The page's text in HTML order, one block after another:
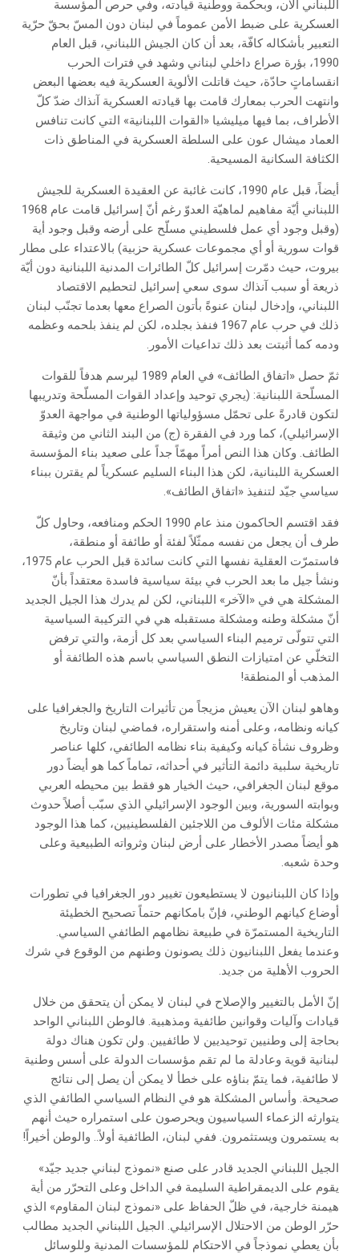
اللبناني الآن، وبحكمة ووطنية قيادته، وفي حرص المؤسسة
العسكرية على ضبط الأمن عموماً في لبنان دون المسّ بحقّ حرّية
التعبير بأشكاله كافّة، بعد أن كان الجيش اللبناني، قبل العام
1990، بؤرة صراع داخلي لبناني وشهد في فترات الحرب
انقساماتٍ حادّة، حيث قاتلت الألوية العسكرية فيه بعضها البعض
وانتهت الحرب بمعارك قامت بها قيادته العسكرية آنذاك ضدّ كلّ
الأطراف، بما فيها ميليشيا «القوات اللبنانية» التي كانت تنافس
العماد ميشال عون على السلطة العسكرية في المناطق ذات
الكثافة السكانية المسيحية.
أيضاً، قبل عام 1990، كانت غائبة عن العقيدة العسكرية للجيش
اللبناني أيّة مفاهيم لماهيّة العدوّ رغم أنّ إسرائيل قامت عام 1968
(وقبل وجود أي عمل فلسطيني مسلّح على أرضه وقبل وجود أية
قوات سورية أو أي مجموعات عسكرية حزبية) بالاعتداء على مطار
بيروت، حيث دمّرت إسرائيل كلّ الطائرات المدنية اللبنانية دون أيّة
ذريعة أو سبب آنذاك سوى سعي إسرائيل لتحطيم الاقتصاد
اللبناني، وإدخال لبنان عنوةً بأتون الصراع معها بعدما تجنّب لبنان
ذلك في حرب عام 1967 فنفذ بجلده، لكن لم ينفذ بلحمه وعظمه
ودمه كما أثبتت بعد ذلك تداعيات الأمور.
ثمّ حصل «اتفاق الطائف» في العام 1989 ليرسم هدفاً للقوات
المسلّحة اللبنانية: (يجري توحيد وإعداد القوات المسلّحة وتدريبها
لتكون قادرةً على تحمّل مسؤولياتها الوطنية في مواجهة العدوّ
الإسرائيلي)، كما ورد في الفقرة (ج) من البند الثاني من وثيقة
الطائف. وكان هذا النص أمراً مهمّاً جداً على صعيد بناء المؤسسة
العسكرية اللبنانية، لكن هذا البناء السليم عسكرياً لم يقترن ببناء
سياسي جيّد لتنفيذ «اتفاق الطائف».
فقد اقتسم الحاكمون منذ عام 1990 الحكم ومنافعه، وحاول كلّ
طرف أن يجعل من نفسه ممثّلاً لفئة أو طائفة أو منطقة،
فاستمرّت العقلية نفسها التي كانت سائدة قبل الحرب عام 1975،
ونشأ جيل ما بعد الحرب في بيئة سياسية فاسدة معتقداً بأنّ
المشكلة هي في «الآخر» اللبناني، لكن لم يدرك هذا الجيل الجديد
أنّ مشكلة وطنه ومشكلة مستقبله هي في التركيبة السياسية
التي تتولّى ترميم البناء السياسي بعد كل أزمة، والتي ترفض
التخلّي عن امتيازات النطق السياسي باسم هذه الطائفة أو
المذهب أو المنطقة!
وهاهو لبنان الآن يعيش مزيجاً من تأثيرات التاريخ والجغرافيا على
كيانه ونظامه، وعلى أمنه واستقراره، فماضي لبنان وتاريخ
وظروف نشأة كيانه وكيفية بناء نظامه الطائفي، كلها عناصر
تاريخية سلبية دائمة التأثير في أحداثه، تماماً كما هو أيضاً دور
موقع لبنان الجغرافي، حيث الخيار هو فقط بين محيطه العربي
وبوابته السورية، وبين الوجود الإسرائيلي الذي سبّب أصلاً حدوث
مشكلة مئات الألوف من اللاجئين الفلسطينيين، كما هذا الوجود
هو أيضاً مصدر الأخطار على أرض لبنان وثرواته الطبيعية وعلى
وحدة شعبه.
وإذا كان اللبنانيون لا يستطيعون تغيير دور الجغرافيا في تطورات
أوضاع كيانهم الوطني، فإنّ بامكانهم حتماً تصحيح الخطيئة
التاريخية المستمرّة في طبيعة نظامهم الطائفي السياسي.
وعندما يفعل اللبنانيون ذلك يصونون وطنهم من الوقوع في شرك
الحروب الأهلية من جديد.
إنّ الأمل بالتغيير والإصلاح في لبنان لا يمكن أن يتحقق من خلال
قيادات وآليات وقوانين طائفية ومذهبية. فالوطن اللبناني الواحد
بحاجة إلى وطنيين توحيديين لا طائفيين. ولن تكون هناك دولة
لبنانية قوية وعادلة ما لم تقم مؤسسات الدولة على أسس وطنية
لا طائفية، فما يتمّ بناؤه على خطأ لا يمكن أن يصل إلى نتائج
صحيحة. وأساس المشكلة هو في النظام السياسي الطائفي الذي
يتوارثه الزعماء السياسيون ويحرصون على استمراره حيث أنهم
به يستمرون ويستثمرون. ففي لبنان، الطائفية أولاً.. والوطن أخيراً!
الجيل اللبناني الجديد قادر على صنع «نموذج لبناني جديد جيّد»
يقوم على الديمقراطية السليمة في الداخل وعلى التحرّر من أية
هيمنة خارجية، في ظلّ الحفاظ على «نموذج لبنان المقاوم» الذي
حرّر الوطن من الاحتلال الإسرائيلي. الجيل اللبناني الجديد مطالب
بأن يعطي نموذجاً في الاحتكام للمؤسسات المدنية وللوسائل